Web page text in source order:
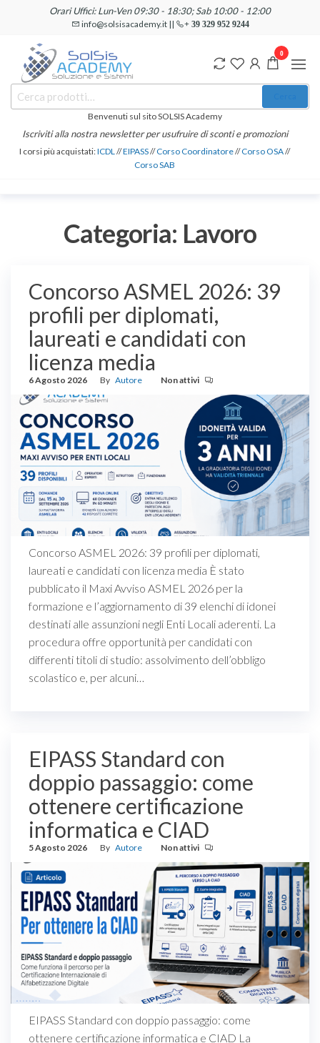
contenuto
Orari Uffici: Lun-Ven 09:30 - 18:30; Sab 10:00 - 12:00
info@solsisacademy.it || + 39 329 952 9244
SOLSIS
Academy
Corsi e
Certificazioni
Linguistiche
Benvenuti sul sito SOLSIS Academy
Iscriviti alla nostra newsletter per usufruire di sconti e promozioni
I corsi più acquistati:ICDL//EIPASS//Corso Coordinatore//Corso OSA//
Corso SAB
0
Categoria: Lavoro
Concorso ASMEL 2026: 39
profili per diplomati,
laureati e candidati con
licenza media
6 Agosto 2026 By Autore Non attivi
Concorso ASMEL 2026: 39 profili per diplomati,
laureati e candidati con licenza media È stato
pubblicato il Maxi Avviso ASMEL 2026 per la
formazione e l’aggiornamento di 39 elenchi di idonei
destinati alle assunzioni negli Enti Locali aderenti. La
procedura offre opportunità per candidati con
differenti titoli di studio: assolvimento dell’obbligo
scolastico e, per alcuni…
EIPASS Standard con
doppio passaggio: come
ottenere certificazione
informatica e CIAD
5 Agosto 2026 By Autore Non attivi
EIPASS Standard con doppio passaggio: come
ottenere certificazione informatica e CIAD La